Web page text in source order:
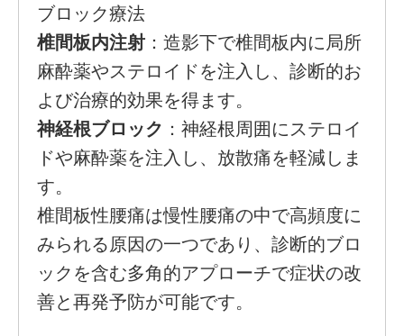
ブロック療法
椎間板内注射：造影下で椎間板内に局所
麻酔薬やステロイドを注入し、診断的お
よび治療的効果を得ます。
神経根ブロック ：神経根周囲にステロイ
ドや麻酔薬を注入し、放散痛を軽減しま
す。
椎間板性腰痛は慢性腰痛の中で高頻度に
みられる原因の一つであり、診断的ブロ
ックを含む多角的アプローチで症状の改
善と再発予防が可能です。